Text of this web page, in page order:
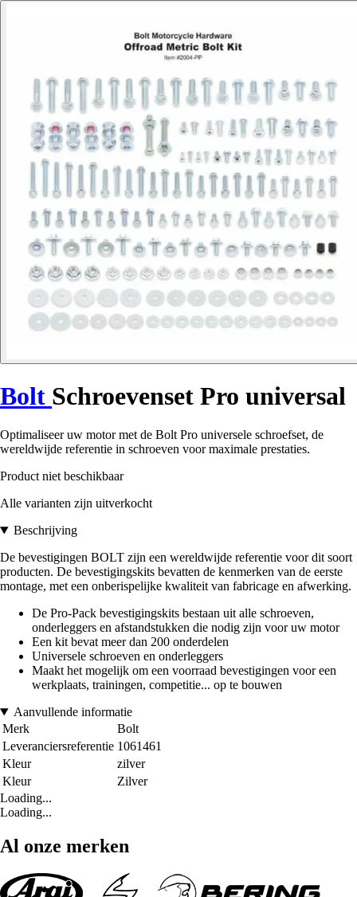
Bolt Schroevenset Pro universal
Optimaliseer uw motor met de Bolt Pro universele schroefset, de
wereldwijde referentie in schroeven voor maximale prestaties.
Product niet beschikbaar
Alle varianten zijn uitverkocht
Beschrijving
De bevestigingen BOLT zijn een wereldwijde referentie voor dit soort
producten. De bevestigingskits bevatten de kenmerken van de eerste
montage, met een onberispelijke kwaliteit van fabricage en afwerking.
De Pro-Pack bevestigingskits bestaan uit alle schroeven,
onderleggers en afstandstukken die nodig zijn voor uw motor
Een kit bevat meer dan 200 onderdelen
Universele schroeven en onderleggers
Maakt het mogelijk om een voorraad bevestigingen voor een
werkplaats, trainingen, competitie... op te bouwen
Aanvullende informatie
Merk
Bolt
Leveranciersreferentie 1061461
Kleur
zilver
Kleur
Zilver
Loading...
Loading...
Al onze merken